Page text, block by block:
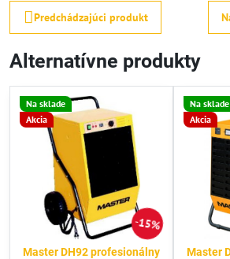
Predchádzajúci produkt
Alternatívne produkty
15%
Na sklade
Akcia
Master DH92 profesionálny
Na sklade
Akcia
Master